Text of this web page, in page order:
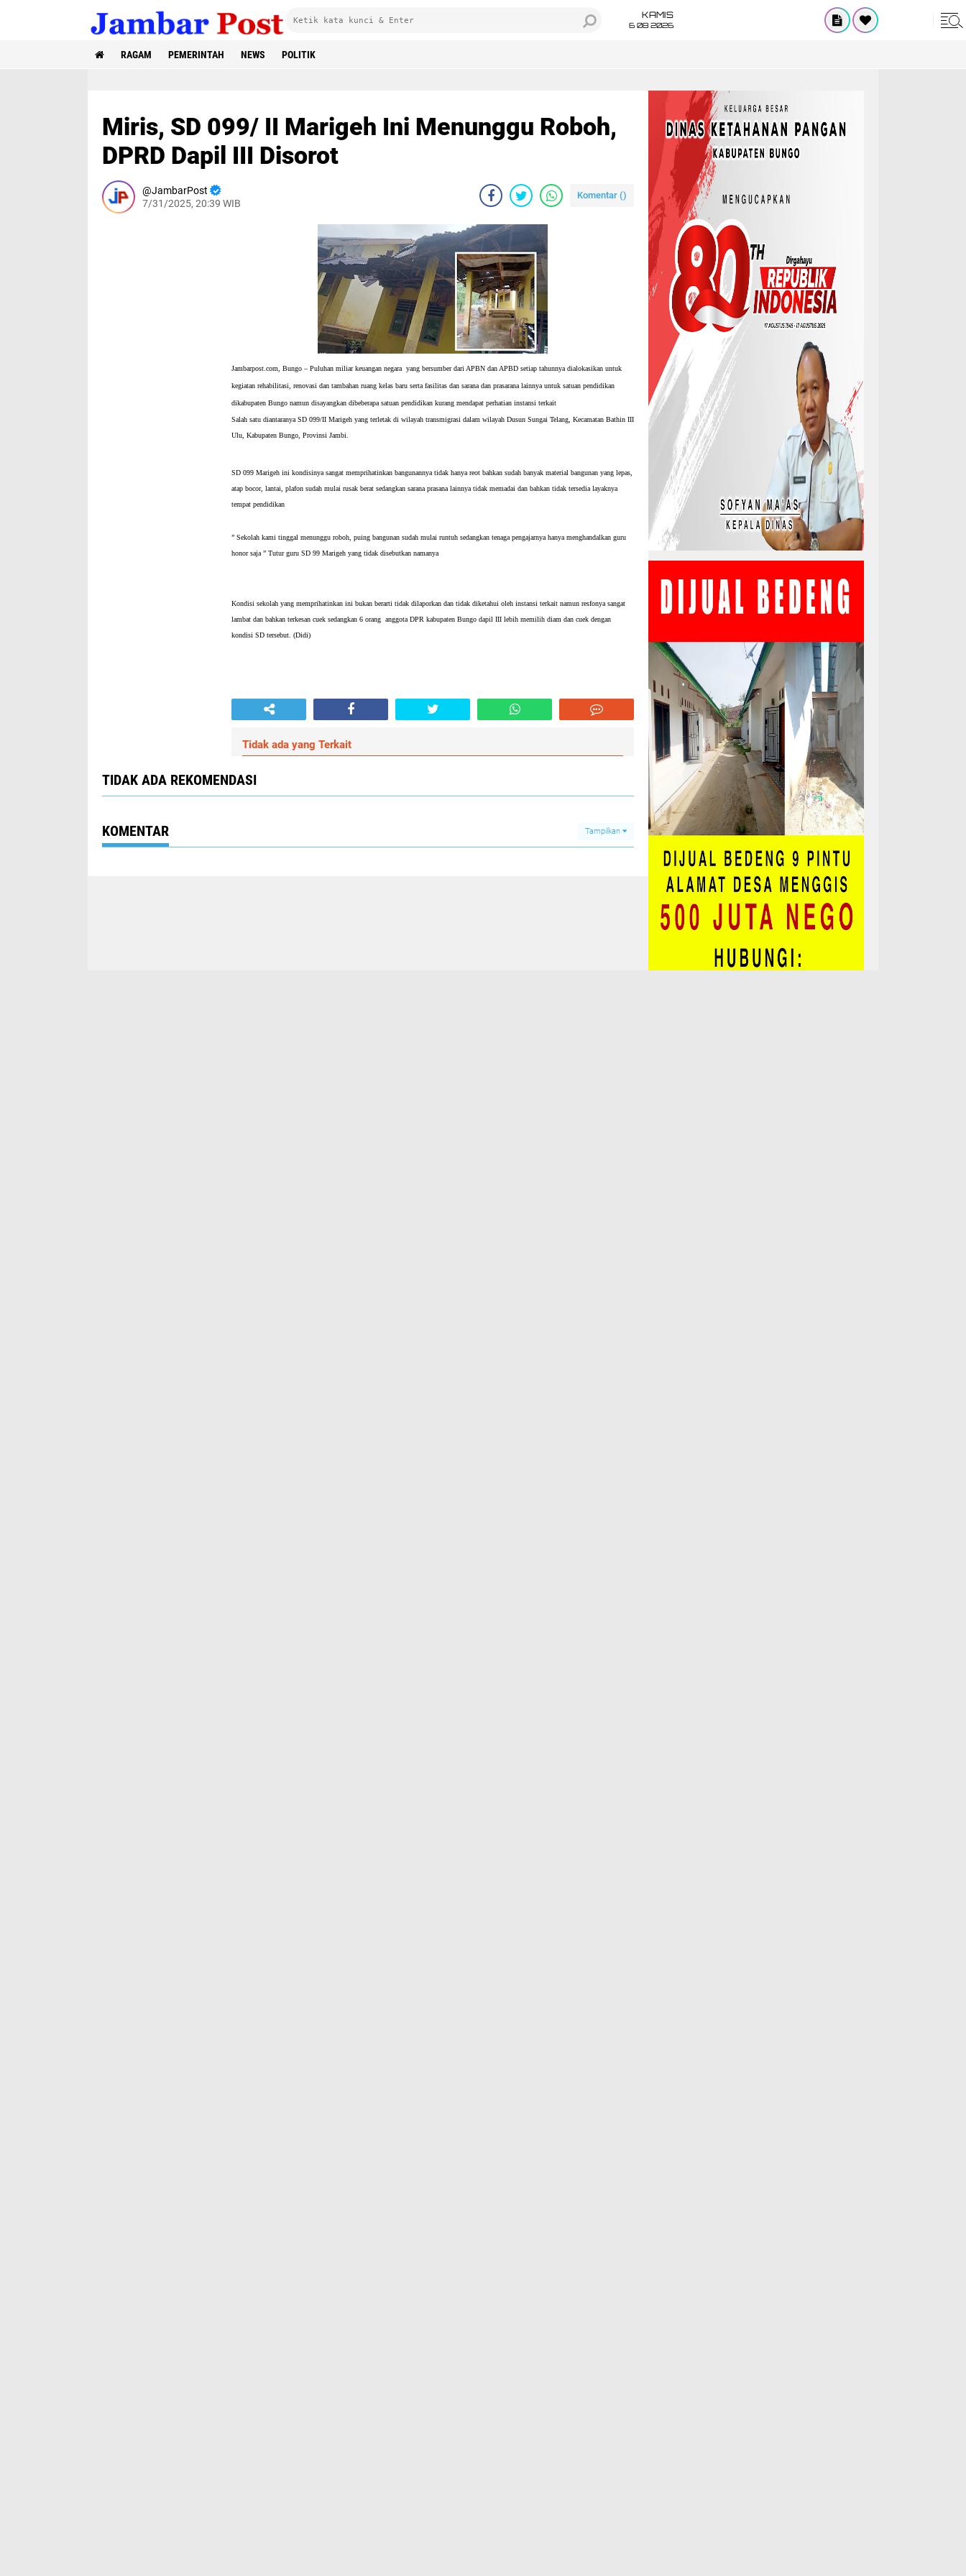
KAMIS
6 08 2026
RAGAM PEMERINTAH NEWS POLITIK
Miris, SD 099/ II Marigeh Ini Menunggu Roboh,
DPRD Dapil III Disorot
JambarPost
7/31/2025, 20:39 WIB
Komentar ()
Jambarpost.com, Bungo – Puluhan miliar keuangan negara yang bersumber dari APBN dan APBD setiap tahunnya dialokasikan untuk
kegiatan rehabilitasi, renovasi dan tambahan ruang kelas baru serta fasilitas dan sarana dan prasarana lainnya untuk satuan pendidikan
dikabupaten Bungo namun disayangkan dibeberapa satuan pendidikan kurang mendapat perhatian instansi terkait
Salah satu diantaranya SD 099/II Marigeh yang terletak di wilayah transmigrasi dalam wilayah Dusun Sungai Telang, Kecamatan Bathin III
Ulu, Kabupaten Bungo, Provinsi Jambi.
SD 099 Marigeh ini kondisinya sangat memprihatinkan bangunannya tidak hanya reot bahkan sudah banyak material bangunan yang lepas,
atap bocor, lantai, plafon sudah mulai rusak berat sedangkan sarana prasana lainnya tidak memadai dan bahkan tidak tersedia layaknya
tempat pendidikan
” Sekolah kami tinggal menunggu roboh, puing bangunan sudah mulai runtuh sedangkan tenaga pengajarnya hanya menghandalkan guru
honor saja ” Tutur guru SD 99 Marigeh yang tidak disebutkan namanya
Kondisi sekolah yang memprihatinkan ini bukan berarti tidak dilaporkan dan tidak diketahui oleh instansi terkait namun resfonya sangat
lambat dan bahkan terkesan cuek sedangkan 6 orang anggota DPR kabupaten Bungo dapil III lebih memilih diam dan cuek dengan
kondisi SD tersebut. (Didi)
Tidak ada yang Terkait
TIDAK ADA REKOMENDASI
KOMENTAR Tampilkan